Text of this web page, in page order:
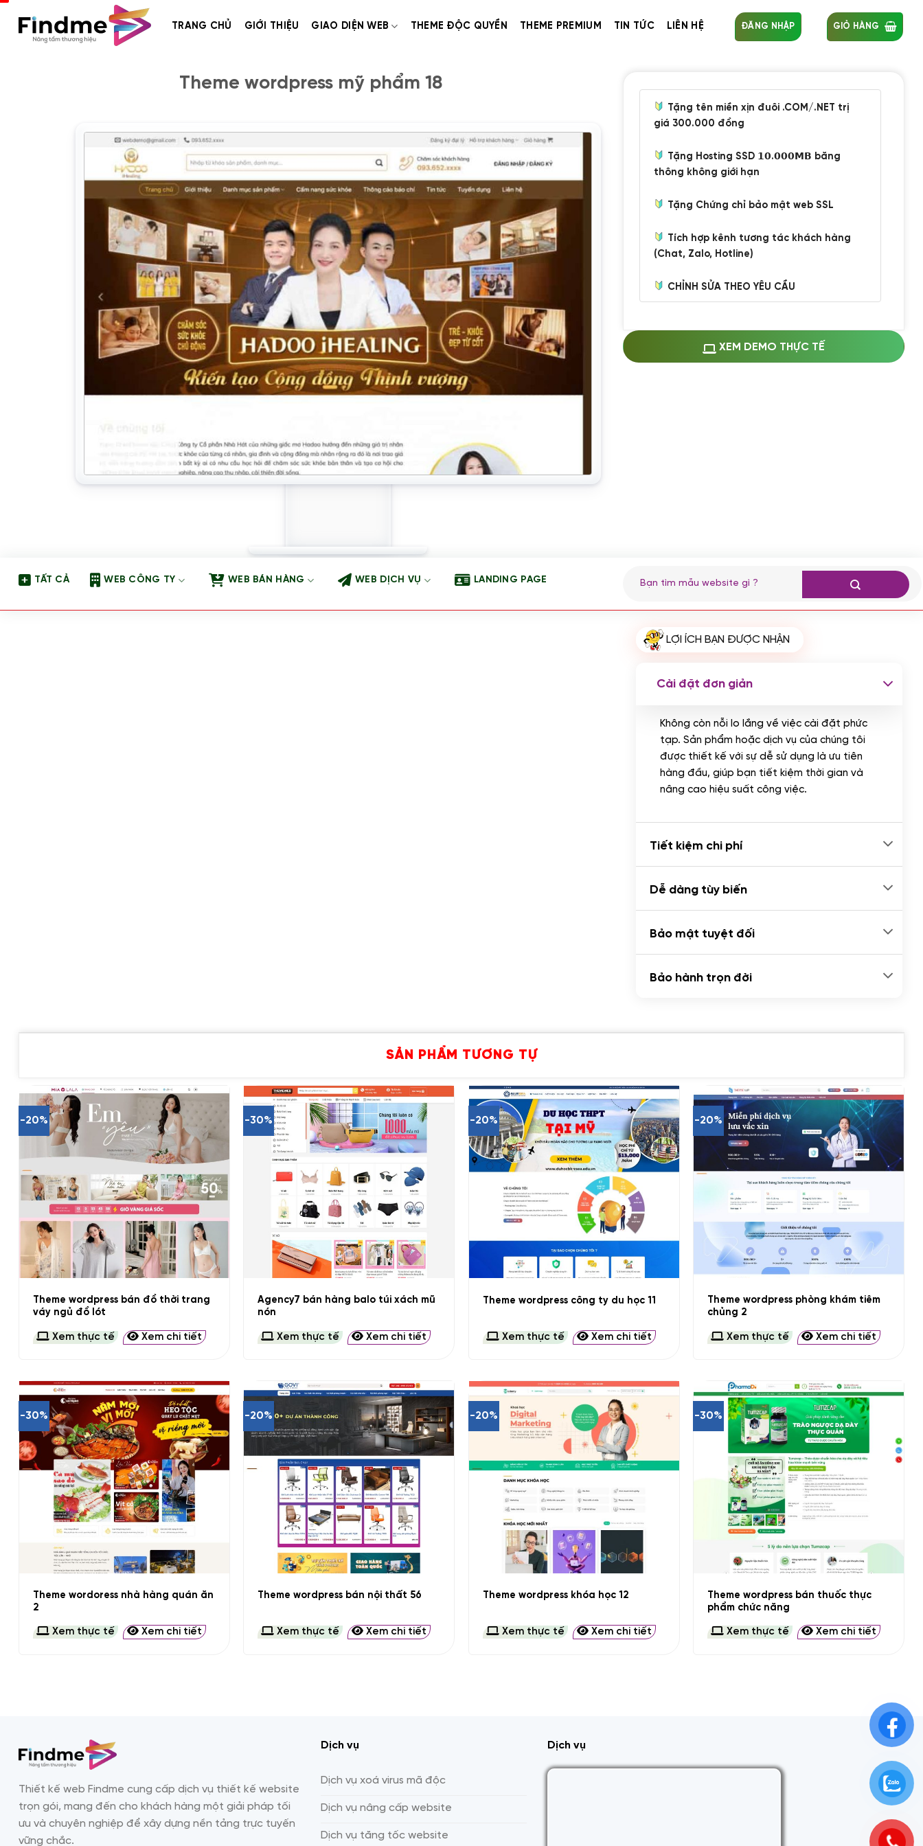
TRANG CHỦ GIỚI THIỆU GIAO DIỆN WEB THEME ĐỘC QUYỀN THEME PREMIUM TIN TỨC LIÊN HỆ ĐĂNG NHẬP GIỎ HÀNG
Theme wordpress mỹ phẩm 18
Tặng tên miền xịn đuôi .COM/.NET trị
giá 300.000 đồng
Tặng Hosting SSD 𝟭𝟬.𝟬𝟬𝟬𝗠𝗕 băng
thông không giới hạn
Tặng Chứng chỉ bảo mật web SSL
Tích hợp kênh tương tác khách hàng
(Chat, Zalo, Hotline)
CHỈNH SỬA THEO YÊU CẦU
Thay logo + thông tin doanh nghiệp
(+100.000 VND)
Cài đặt plugin theo yêu cầu
(+100.000 VND)
qua ngân hàng vietcombank,
XEM DEMO THỰC TẾ
TẤT CẢ WEB CÔNG TY WEB BÁN HÀNG WEB DỊCH VỤ LANDING PAGE
kiếm:
LỢI ÍCH BẠN ĐƯỢC NHẬN
Cài đặt đơn giản
Không còn nỗi lo lắng về việc cài đặt phức
tạp. Sản phẩm hoặc dịch vụ của chúng tôi
được thiết kế với sự dễ sử dụng là ưu tiên
hàng đầu, giúp bạn tiết kiệm thời gian và
nâng cao hiệu suất công việc.
Tiết kiệm chi phí
Dễ dàng tùy biến
Bảo mật tuyệt đối
Bảo hành trọn đời
SẢN PHẨM TƯƠNG TỰ
-20%
+
Theme wordpress bán đồ thời trang
váy ngủ đồ lót
Xem thực tế Xem chi tiết
-30%
Agency7 bán hàng balo túi xách mũ
nón
Xem thực tế Xem chi tiết
-20%
Theme wordpress công ty du học 11
Xem thực tế Xem chi tiết
-20%
Theme wordpress phòng khám tiêm
chủng 2
Xem thực tế Xem chi tiết
-30%
Theme wordoress nhà hàng quán ăn
2
Xem thực tế Xem chi tiết
-20%
Theme wordpress bán nội thất 56
Xem thực tế Xem chi tiết
-20%
Theme wordpress khóa học 12
Xem thực tế Xem chi tiết
-30%
Theme wordpress bán thuốc thực
phẩm chức năng
Xem thực tế Xem chi tiết
Thiết kế web Findme cung cấp dịch vụ thiết kế website
trọn gói, mang đến cho khách hàng một giải pháp tối
ưu và chuyên nghiệp để xây dựng nền tảng trực tuyến
vững chắc.
Dịch vụ
Dịch vụ xoá virus mã độc
Dịch vụ nâng cấp website
Dịch vụ tăng tốc website
Dịch vụ